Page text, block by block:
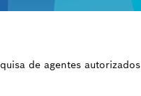
de agentes autorizados